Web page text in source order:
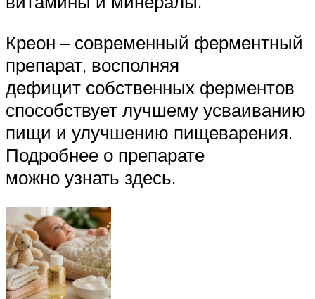
Креон – современный ферментный
препарат, восполняя
дефицит собственных ферментов
способствует лучшему усваиванию
пищи и улучшению пищеварения.
Подробнее о препарате
можно узнать здесь.